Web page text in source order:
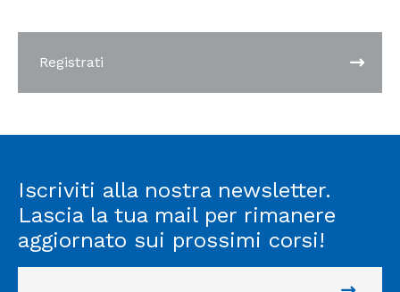
Registrati
Iscriviti alla nostra newsletter.
Lascia la tua mail per rimanere
aggiornato sui prossimi corsi!